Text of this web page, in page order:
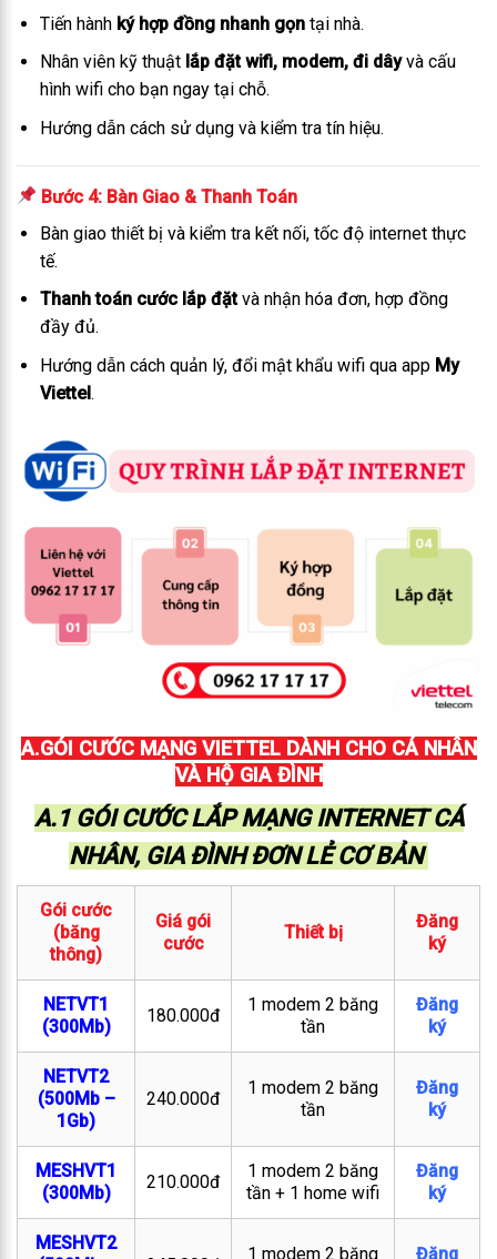
Tiến hành ký hợp đồng nhanh gọntại nhà.
Nhân viên kỹ thuật lắp đặt wifi, modem, đi dâyvà cấu
hình wifi cho bạn ngay tại chỗ.
Hướng dẫn cách sử dụng và kiểm tra tín hiệu.
Bước 4: Bàn Giao & Thanh Toán
Bàn giao thiết bị và kiểm tra kết nối, tốc độ internet thực
tế.
Thanh toán cước lắp đặtvà nhận hóa đơn, hợp đồng
đầy đủ.
Hướng dẫn cách quản lý, đổi mật khẩu wifi qua app My
Viettel.
A.GÓI CƯỚC MẠNG VIETTEL DÀNH CHO CÁ NHÂN
VÀ HỘ GIA ĐÌNH
A.1 GÓI CƯỚC LẮP MẠNG INTERNET CÁ
NHÂN, GIA ĐÌNH ĐƠN LẺ CƠ BẢN
Gói cước
(băng
thông)
Giá gói
cước
Thiết bị
Đăng
ký
NETVT1
(300Mb)
180.000đ
1 modem 2 băng
tần
Đăng
ký
NETVT2
(500Mb –
1Gb)
240.000đ
1 modem 2 băng
tần
Đăng
ký
MESHVT1
(300Mb)
210.000đ
1 modem 2 băng
tần + 1 home wifi
Đăng
ký
MESHVT2
1 modem 2 băng Đăng